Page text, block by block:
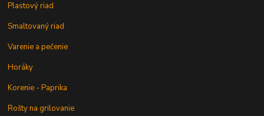
Plastový riad
Smaltovaný riad
Varenie a pečenie
Horáky
Korenie - Paprika
Rošty na grilovanie